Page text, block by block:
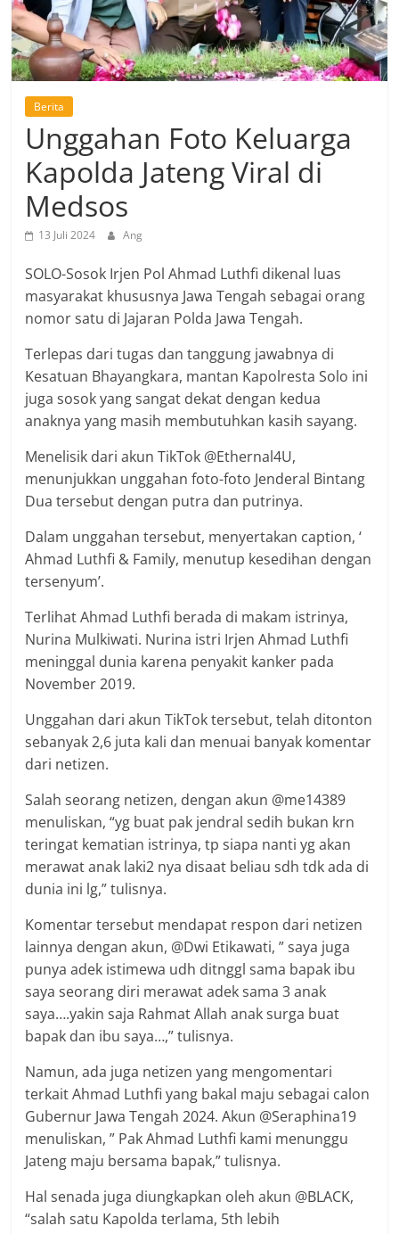
Berita
Unggahan Foto Keluarga
Kapolda Jateng Viral di
Medsos
13 Juli 2024 Ang
SOLO-Sosok Irjen Pol Ahmad Luthfi dikenal luas
masyarakat khususnya Jawa Tengah sebagai orang
nomor satu di Jajaran Polda Jawa Tengah.
Terlepas dari tugas dan tanggung jawabnya di
Kesatuan Bhayangkara, mantan Kapolresta Solo ini
juga sosok yang sangat dekat dengan kedua
anaknya yang masih membutuhkan kasih sayang.
Menelisik dari akun TikTok @Ethernal4U,
menunjukkan unggahan foto-foto Jenderal Bintang
Dua tersebut dengan putra dan putrinya.
Dalam unggahan tersebut, menyertakan caption, ‘
Ahmad Luthfi & Family, menutup kesedihan dengan
tersenyum’.
Terlihat Ahmad Luthfi berada di makam istrinya,
Nurina Mulkiwati. Nurina istri Irjen Ahmad Luthfi
meninggal dunia karena penyakit kanker pada
November 2019.
Unggahan dari akun TikTok tersebut, telah ditonton
sebanyak 2,6 juta kali dan menuai banyak komentar
dari netizen.
Salah seorang netizen, dengan akun @me14389
menuliskan, “yg buat pak jendral sedih bukan krn
teringat kematian istrinya, tp siapa nanti yg akan
merawat anak laki2 nya disaat beliau sdh tdk ada di
dunia ini lg,” tulisnya.
Komentar tersebut mendapat respon dari netizen
lainnya dengan akun, @Dwi Etikawati, ” saya juga
punya adek istimewa udh ditnggl sama bapak ibu
saya seorang diri merawat adek sama 3 anak
saya….yakin saja Rahmat Allah anak surga buat
bapak dan ibu saya…,” tulisnya.
Namun, ada juga netizen yang mengomentari
terkait Ahmad Luthfi yang bakal maju sebagai calon
Gubernur Jawa Tengah 2024. Akun @Seraphina19
menuliskan, ” Pak Ahmad Luthfi kami menunggu
Jateng maju bersama bapak,” tulisnya.
Hal senada juga diungkapkan oleh akun @BLACK,
“salah satu Kapolda terlama, 5th lebih